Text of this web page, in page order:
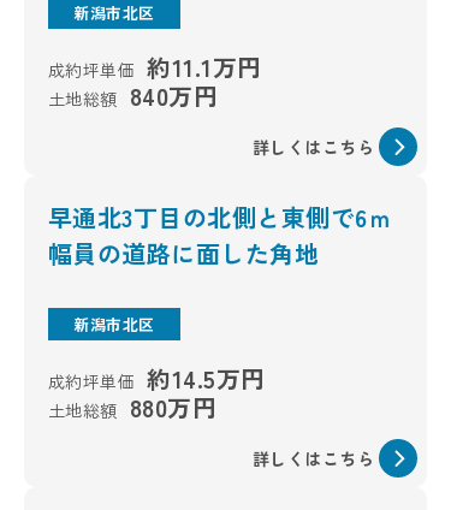
新潟市北区
成約坪単価 約11.1万円
土地総額 840万円
詳しくはこちら
早通北3丁目の北側と東側で6ｍ
幅員の道路に面した角地
新潟市北区
成約坪単価 約14.5万円
土地総額 880万円
詳しくはこちら